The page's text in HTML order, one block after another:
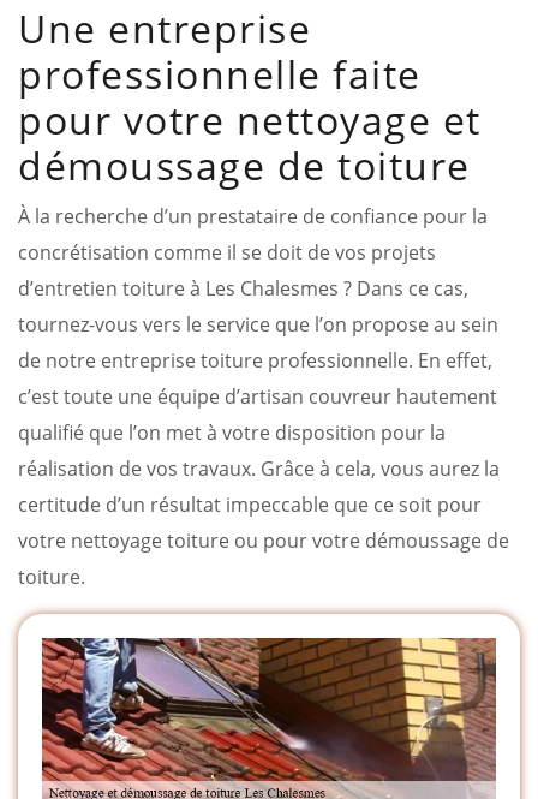
Une entreprise
professionnelle faite
pour votre nettoyage et
démoussage de toiture
À la recherche d’un prestataire de confiance pour la
concrétisation comme il se doit de vos projets
d’entretien toiture à Les Chalesmes ? Dans ce cas,
tournez-vous vers le service que l’on propose au sein
de notre entreprise toiture professionnelle. En effet,
c’est toute une équipe d’artisan couvreur hautement
qualifié que l’on met à votre disposition pour la
réalisation de vos travaux. Grâce à cela, vous aurez la
certitude d’un résultat impeccable que ce soit pour
votre nettoyage toiture ou pour votre démoussage de
toiture.